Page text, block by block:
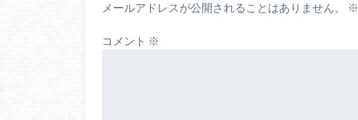
メールアドレスが公開されることはありません。 ※
コメント ※